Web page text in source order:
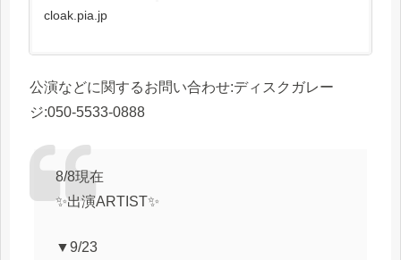
cloak.pia.jp
公演などに関するお問い合わせ:ディスクガレー
ジ:050-5533-0888
8/8現在
✨出演ARTIST✨
▼9/23